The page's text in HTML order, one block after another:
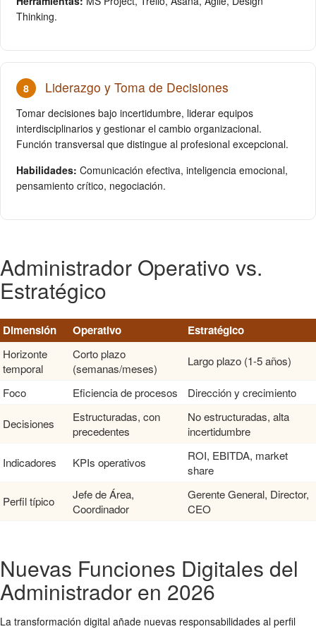
Thinking.
8 Liderazgo y Toma de Decisiones
Tomar decisiones bajo incertidumbre, liderar equipos
interdisciplinarios y gestionar el cambio organizacional.
Función transversal que distingue al profesional excepcional.
Habilidades: Comunicación efectiva, inteligencia emocional,
pensamiento crítico, negociación.
Administrador Operativo vs.
Estratégico
Dimensión Operativo Estratégico
Horizonte
temporal
Corto plazo
(semanas/meses)
Largo plazo (1-5 años)
Foco Eficiencia de procesos Dirección y crecimiento
Decisiones
Estructuradas, con
precedentes
No estructuradas, alta
incertidumbre
Indicadores KPIs operativos
ROI, EBITDA, market
share
Perfil típico
Jefe de Área,
Coordinador
Gerente General, Director,
CEO
Nuevas Funciones Digitales del
Administrador en 2026
La transformación digital añade nuevas responsabilidades al perfil